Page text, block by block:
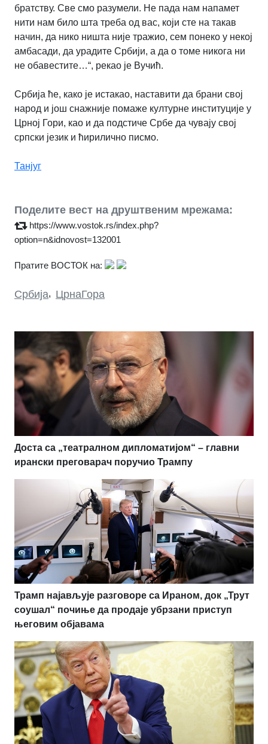
братству. Све смо разумели. Не пада нам напамет
нити нам било шта треба од вас, који сте на такав
начин, да нико ништа није тражио, сем понеко у некој
амбасади, да урадите Србији, а да о томе никога ни
не обавестите…“, рекао је Вучић.
Србија ће, како је истакао, наставити да брани свој
народ и још снажније помаже културне институције у
Црној Гори, као и да подстиче Србе да чувају свој
српски језик и ћирилично писмо.
Танјуг
Поделите вест на друштвеним мрежама:
https://www.vostok.rs/index.php?
option=n&idnovost=132001
Пратите ВОСТОК на:
Србија, ЦрнаГора
Доста са „театралном дипломатијом“ – главни
ирански преговарач поручио Трампу
Трамп најављује разговоре са Ираном, док „Трут
соушал“ почиње да продаје убрзани приступ
његовим објавама